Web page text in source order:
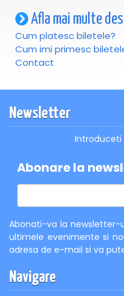
Afla mai multe
Cum platesc biletele?
Cum imi primesc
Contact
Newsletter
Introduceti
Abonare la
Abonati-va la
ultimele evenimente si
adresa de e-mail si va
Navigare